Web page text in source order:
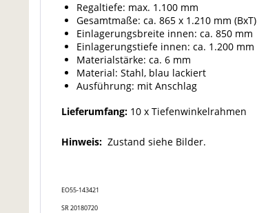
Regaltiefe: max. 1.100 mm
Gesamtmaße: ca. 865 x 1.210 mm (BxT)
Einlagerungsbreite innen: ca. 850 mm
Einlagerungstiefe innen: ca. 1.200 mm
Materialstärke: ca. 6 mm
Material: Stahl, blau lackiert
Ausführung: mit Anschlag
Lieferumfang: 10 x Tiefenwinkelrahmen
Hinweis: Zustand siehe Bilder.
EO55-143421
SR 20180720